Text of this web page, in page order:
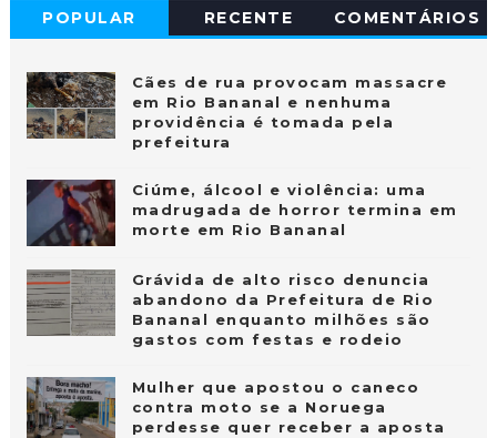
POPULAR RECENTE COMENTÁRIOS
Cães de rua provocam massacre
em Rio Bananal e nenhuma
providência é tomada pela
prefeitura
Ciúme, álcool e violência: uma
madrugada de horror termina em
morte em Rio Bananal
Grávida de alto risco denuncia
abandono da Prefeitura de Rio
Bananal enquanto milhões são
gastos com festas e rodeio
Mulher que apostou o caneco
contra moto se a Noruega
perdesse quer receber a aposta